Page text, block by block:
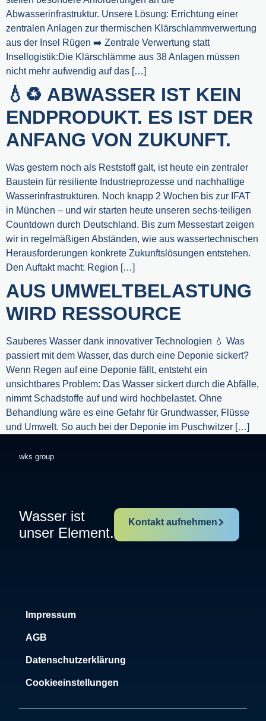
Abwasserinfrastruktur. Unsere Lösung: Errichtung einer
zentralen Anlagen zur thermischen Klärschlammverwertung
aus der Insel Rügen ➡️ Zentrale Verwertung statt
Insellogistik:Die Klärschlämme aus 38 Anlagen müssen
nicht mehr aufwendig auf das […]
💧♻️ ABWASSER IST KEIN
ENDPRODUKT. ES IST DER
ANFANG VON ZUKUNFT.
Was gestern noch als Reststoff galt, ist heute ein zentraler
Baustein für resiliente Industrieprozesse und nachhaltige
Wasserinfrastrukturen. Noch knapp 2 Wochen bis zur IFAT
in München – und wir starten heute unseren sechs-teiligen
Countdown durch Deutschland. Bis zum Messestart zeigen
wir in regelmäßigen Abständen, wie aus wassertechnischen
Herausforderungen konkrete Zukunftslösungen entstehen.
Den Auftakt macht: Region […]
AUS UMWELTBELASTUNG
WIRD RESSOURCE
Sauberes Wasser dank innovativer Technologien 💧 Was
passiert mit dem Wasser, das durch eine Deponie sickert?
Wenn Regen auf eine Deponie fällt, entsteht ein
unsichtbares Problem: Das Wasser sickert durch die Abfälle,
nimmt Schadstoffe auf und wird hochbelastet. Ohne
Behandlung wäre es eine Gefahr für Grundwasser, Flüsse
und Umwelt. So auch bei der Deponie im Puschwitzer […]
wks group
Wasser ist
unser Element.
Kontakt aufnehmen
Impressum
AGB
Datenschutzerklärung
Cookieeinstellungen